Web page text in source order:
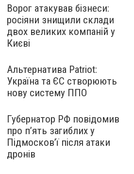
Ворог атакував бізнеси:
росіяни знищили склади
двох великих компаній у
Києві
Альтернатива Patriot:
Україна та ЄС створюють
нову систему ППО
Губернатор РФ повідомив
про п’ять загиблих у
Підмосков’ї після атаки
дронів